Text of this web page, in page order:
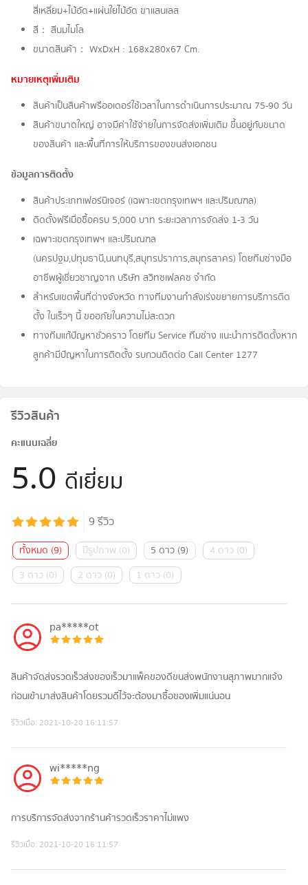
สี่เหลี่ยม+ไม้อัด+แผ่นใยไม้อัด ขาแสนเลส
สี： สีนมไมโล
ขนาดสินค้า： WxDxH : 168x280x67 Cm.
หมายเหตุเพิ่มเติม
สินค้าเป็นสินค้าพรีออเดอร์ใช้เวลาในการดำเนินการประมาณ 75-90 วัน
สินค้าขนาดใหญ่ อาจมีค่าใช้จ่ายในการจัดส่งเพิ่มเติม ขึ้นอยู่กับขนาด
ของสินค้า และพื้นที่การให้บริการของขนส่งเอกชน
ข้อมูลการติดตั้ง
สินค้าประเภทเฟอร์นิเจอร์ (เฉพาะเขตกรุงเทพฯ และปริมณฑล)
ติดตั้งฟรีเมื่อซื้อครบ 5,000 บาท ระยะเวลาการจัดส่ง 1-3 วัน
เฉพาะเขตกรุงเทพฯ และปริมณฑล
(นครปฐม,ปทุมธานี,นนทบุรี,สมุทรปราการ,สมุทรสาคร) โดยทีมช่างมือ
อาชีพผู้เชี่ยวชาญจาก บริษัท สวิทซเฟลคซ จำกัด
สำหรับเขตพื้นที่ต่างจังหวัด ทางทีมงานกำลังเร่งขยายการบริการติด
ตั้ง ในเร็วๆ นี้ ขออภัยในความไม่สะดวก
ทางทีมแก้ปัญหาชั่วคราว โดยทีม Service ทีมช่าง แนะนำการติดตั้งหาก
ลูกค้ามีปัญหาในการติดตั้ง รบกวนติดต่อ Call Center 1277
รีวิวสินค้า
คะแนนเฉลี่ย
5.0 ดีเยี่ยม
9รีวิว
ทั้งหมด (9) มีรูปภาพ (0) 5 ดาว (9) 4 ดาว (0)
3 ดาว (0) 2 ดาว (0) 1 ดาว (0)
pa*****ot
สินค้าจัดส่งรวดเร็วส่งของเร็วมาแพ็คของดีขนส่งพนักงานสุภาพมากแจ้ง
ก่อนเข้ามาส่งสินค้าโดยรวมดีไว้จะต้องมาซื้อของเพิ่มแน่นอน
รีวิวเมื่อ: 2021-10-20 16:11:57
wi*****ng
การบริการ​จัดส่ง​จากร้านค้ารวดเร็วราคาไม่​แพง
รีวิวเมื่อ: 2021-10-20 16:11:57